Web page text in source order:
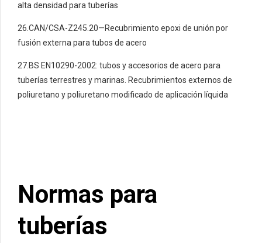
alta densidad para tuberías
26.CAN/CSA-Z245.20—Recubrimiento epoxi de unión por
fusión externa para tubos de acero
27.BS EN10290-2002: tubos y accesorios de acero para
tuberías terrestres y marinas. Recubrimientos externos de
poliuretano y poliuretano modificado de aplicación líquida
Normas para
tuberías